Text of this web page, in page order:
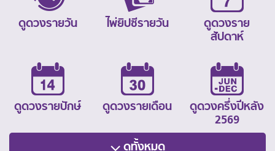
ดูดวงรายวัน ไพ่ยิปซีรายวัน
ดูดวงราย
สัปดาห์
ดูดวงรายปักษ์ ดูดวงรายเดือน
ดูดวงครึ่งปีหลัง
2569
ดูทั้งหมด